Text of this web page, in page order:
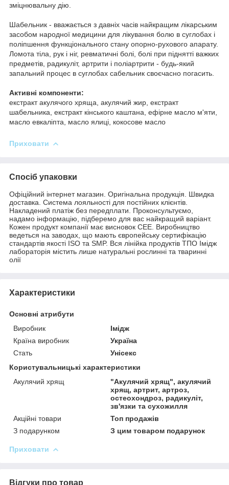
зміцнювальну дію.
Шабельник - вважається з давніх часів найкращим лікарським
засобом народної медицини для лікування болю в суглобах і
поліпшення функціонального стану опорно-рухового апарату.
Ломота тіла, рук і ніг, ревматичні болі, болі при піднятті важких
предметів, радикуліт, артрити і поліартрити - будь-який
запальний процес в суглобах сабельник своєчасно погасить.
Активні компоненти:
екстракт акулячого хряща, акулячий жир, екстракт
шабельника, екстракт кінського каштана, ефірне масло м'яти,
масло евкаліпта, масло ялиці, кокосове масло
Приховати
Спосіб упаковки
Офіційний інтернет магазин. Оригінальна продукція. Швидка
доставка. Система лояльності для постійних клієнтів.
Накладений платіж без передплати. Проконсультуємо,
надамо інформацію, підберемо для вас найкращий варіант.
Кожен продукт компанії має висновок СЕЕ. Виробництво
ведеться на заводах, що мають європейську сертифікацію
стандартів якості ISO та SMP. Вся лінійка продуктів ТПО Імідж
лабораторія містить лише натуральні рослинні та тваринні
олії
Характеристики
Основні атрибути
Виробник
Імідж
Країна виробник
Україна
Стать
Унісекс
Користувальницькі характеристики
Акулячий хрящ
"Акулячий хрящ", акулячий
хрящ, артрит, артроз,
остеохондроз, радикуліт,
зв'язки та сухожилля
Акційні товари
Топ продажів
З подарунком
З цим товаром подарунок
Приховати
Відгуки про товар